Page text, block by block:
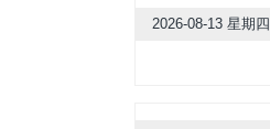
2026-08-13 星期四